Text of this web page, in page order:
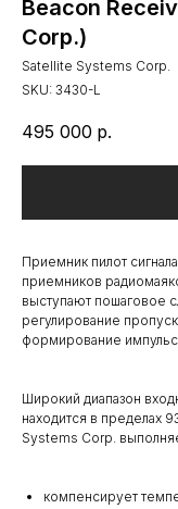
Beacon
Corp.)
Satellite Systems Corp.
SKU: 3430-L
495 000 р.
Приемник пилот
приемников
выступают пошаговое
регулирование
формирование
Широкий диапазон
находится в пределах
Systems Corp.
компенсирует